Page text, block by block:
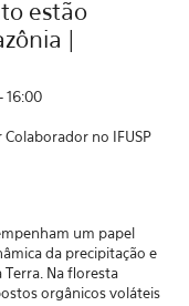
estão
|
16:00
no IFUSP
um papel
da precipitação e
Terra. Na floresta
orgânicos voláteis